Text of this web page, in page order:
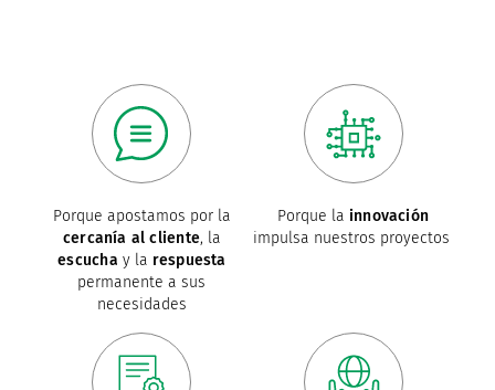
Porque apostamos por la
cercanía al cliente, la
escucha y la respuesta
permanente a sus
necesidades
Porque la innovación
impulsa nuestros proyectos